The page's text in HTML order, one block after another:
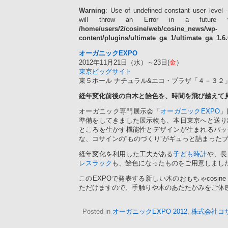
Warning: Use of undefined constant user_level
will throw an Error in a future
/home/users/2/cosine/web/cosine_news/wp-
content/plugins/ultimate_ga_1/
オーガニックEXPO
2012年11月21日（水）～23日(金）
東京ビッグサイト
東５ホール ナチュラル&エコ・プラザ「４－３２
経年変化前後の白木と飴色を、時間を飛び越えて
オーガニック専門展示会「 オーガニックEXPO」
準備をしてきました展示物も、本日東京へと送
ところを生かす機能性とデザインが生まれるバ
な、コサインの“ものづくり”がギュっと詰まった
経年変化を利用した工夫がある子ども時計や、
レスラック も、飴色になったものをご用意しまし
このEXPOで発表する新しい木のおもちゃ
ただけますので、手触りや木のあたたかみをご体
Posted in オーガニックEXPO 2012, 株式会社コ